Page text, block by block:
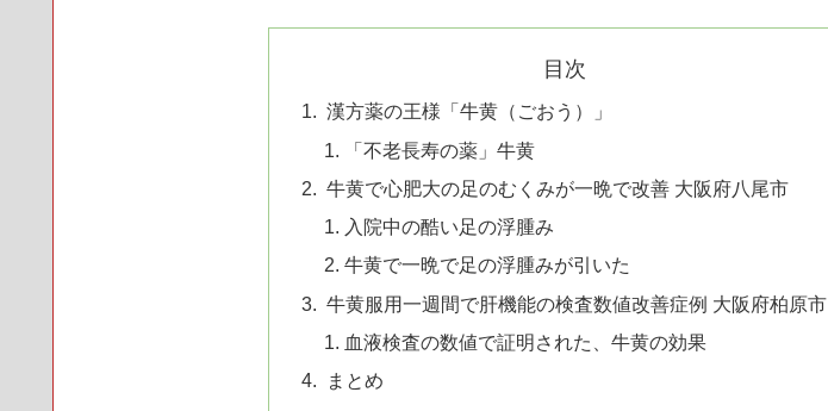
目次
漢方薬の王様「牛黄（ごおう）」
「不老長寿の薬」牛黄
牛黄で心肥大の足のむくみが一晩で改善 大阪府八尾市
入院中の酷い足の浮腫み
牛黄で一晩で足の浮腫みが引いた
牛黄服用一週間で肝機能の検査数値改善症例 大阪府柏原市
血液検査の数値で証明された、牛黄の効果
まとめ